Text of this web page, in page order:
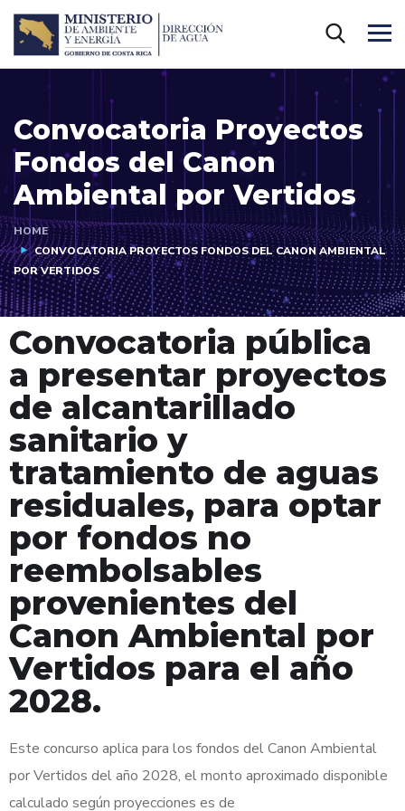
Convocatoria Proyectos
Fondos del Canon
Ambiental por Vertidos
HOME
CONVOCATORIA PROYECTOS FONDOS DEL CANON AMBIENTAL
POR VERTIDOS
Convocatoria pública
a presentar proyectos
de alcantarillado
sanitario y
tratamiento de aguas
residuales, para optar
por fondos no
reembolsables
provenientes del
Canon Ambiental por
Vertidos para el año
2028.
Este concurso aplica para los fondos del Canon Ambiental
por Vertidos del año 2028, el monto aproximado disponible
calculado según proyecciones es de